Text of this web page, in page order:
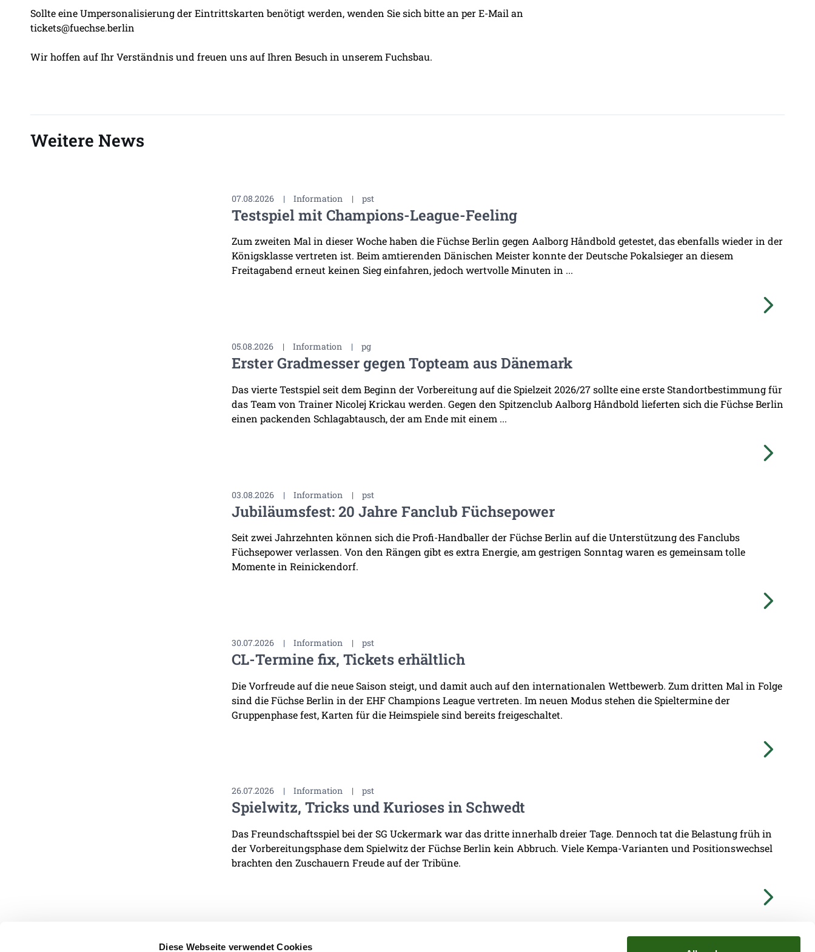
Diese Webseite verwendet Cookies
Sollte eine Umpersonalisierung der Eintrittskarten benötigt werden, wenden Sie sich bitte an per E-Mail an
tickets@fuechse.berlin
Wir hoffen auf Ihr Verständnis und freuen uns auf Ihren Besuch in unserem Fuchsbau.
Weitere News
07.08.2026 | Information | pst
Testspiel mit Champions-League-Feeling
Zum zweiten Mal in dieser Woche haben die Füchse Berlin gegen Aalborg Håndbold getestet, das ebenfalls wieder in der
Königsklasse vertreten ist. Beim amtierenden Dänischen Meister konnte der Deutsche Pokalsieger an diesem
Freitagabend erneut keinen Sieg einfahren, jedoch wertvolle Minuten in ...
05.08.2026 | Information | pg
Erster Gradmesser gegen Topteam aus Dänemark
Das vierte Testspiel seit dem Beginn der Vorbereitung auf die Spielzeit 2026/27 sollte eine erste Standortbestimmung für
das Team von Trainer Nicolej Krickau werden. Gegen den Spitzenclub Aalborg Håndbold lieferten sich die Füchse Berlin
einen packenden Schlagabtausch, der am Ende mit einem ...
03.08.2026 | Information | pst
Jubiläumsfest: 20 Jahre Fanclub Füchsepower
Seit zwei Jahrzehnten können sich die Profi-Handballer der Füchse Berlin auf die Unterstützung des Fanclubs
Füchsepower verlassen. Von den Rängen gibt es extra Energie, am gestrigen Sonntag waren es gemeinsam tolle
Momente in Reinickendorf.
30.07.2026 | Information | pst
CL-Termine fix, Tickets erhältlich
Die Vorfreude auf die neue Saison steigt, und damit auch auf den internationalen Wettbewerb. Zum dritten Mal in Folge
sind die Füchse Berlin in der EHF Champions League vertreten. Im neuen Modus stehen die Spieltermine der
Gruppenphase fest, Karten für die Heimspiele sind bereits freigeschaltet.
26.07.2026 | Information | pst
Spielwitz, Tricks und Kurioses in Schwedt
Das Freundschaftsspiel bei der SG Uckermark war das dritte innerhalb dreier Tage. Dennoch tat die Belastung früh in
der Vorbereitungsphase dem Spielwitz der Füchse Berlin kein Abbruch. Viele Kempa-Varianten und Positionswechsel
brachten den Zuschauern Freude auf der Tribüne.